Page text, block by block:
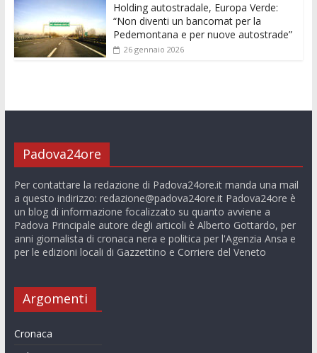
Holding autostradale, Europa Verde:
“Non diventi un bancomat per la
Pedemontana e per nuove autostrade”
26 gennaio 2026
Padova24ore
Per contattare la redazione di Padova24ore.it manda una mail
a questo indirizzo: redazione@padova24ore.itPadova24ore è
un blog di informazione focalizzato su quanto avviene a
Padova Principale autore degli articoli è Alberto Gottardo, per
anni giornalista di cronaca nera e politica per l'Agenzia Ansa e
per le edizioni locali di Gazzettino e Corriere del Veneto
Argomenti
Cronaca